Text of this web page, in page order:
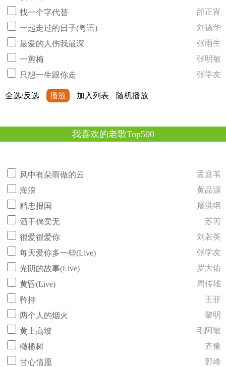
找一个字代替
邰正宵
一起走过的日子(粤语)
刘德华
最爱的人伤我最深
张雨生
一剪梅
张明敏
只想一生跟你走
张学友
全选/反选 播放 加入列表 随机播放
我喜欢的老歌Top500
风中有朵雨做的云
孟庭苇
海浪
黄品源
精忠报国
屠洪纲
酒干倘卖无
苏芮
很爱很爱你
刘若英
每天爱你多一些(Live)
张学友
光阴的故事(Live)
罗大佑
黄昏(Live)
周传雄
矜持
王菲
两个人的烟火
黎明
黄土高坡
毛阿敏
橄榄树
齐豫
甘心情愿
郭峰